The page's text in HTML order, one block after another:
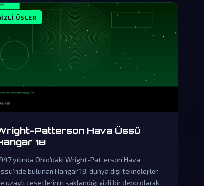
ÜSLER
Patterson Hava Üssü
18
yılında Ohio'daki Wright-Patterson Hava
bulunan Hangar 18, dünya dışı teknolojiler
uzaylı cesetlerinin saklandığı gizli bir depo olarak